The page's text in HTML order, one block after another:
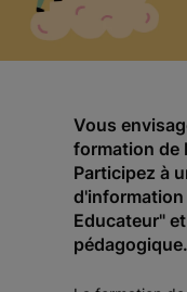
Vous
formation de
Participez à
Educateur"
pédagogique.